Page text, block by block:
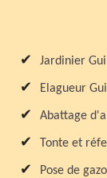
Jardinier
Elagueur
Abattage
Tonte et
Pose de